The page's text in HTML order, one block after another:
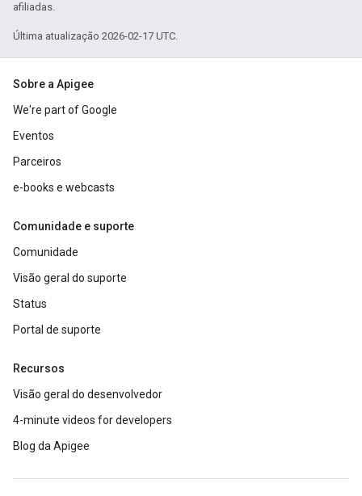
afiliadas.
Última atualização 2026-02-17 UTC.
Sobre a Apigee
We're part of Google
Eventos
Parceiros
e-books e webcasts
Comunidade e suporte
Comunidade
Visão geral do suporte
Status
Portal de suporte
Recursos
Visão geral do desenvolvedor
4-minute videos for developers
Blog da Apigee